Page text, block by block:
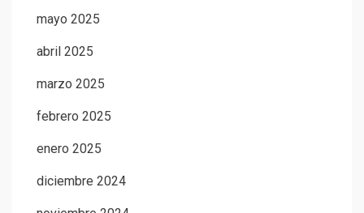
mayo 2025
abril 2025
marzo 2025
febrero 2025
enero 2025
diciembre 2024